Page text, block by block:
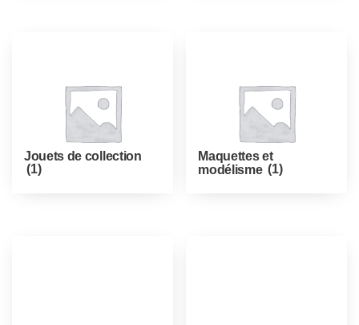
Jouets de collection
(1)
Maquettes et
modélisme (1)